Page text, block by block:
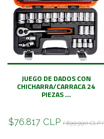
JUEGO DE DADOS CON
CHICHARRA/CARRACA 24
PIEZAS ...
$76.817 CLP ( $99.990 CLP )